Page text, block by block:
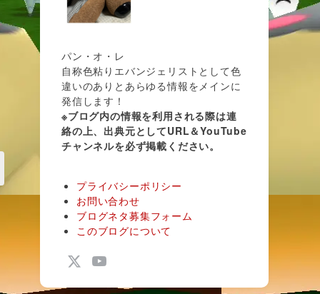
パン・オ・レ
自称色粘りエバンジェリストとして色
違いのありとあらゆる情報をメインに
発信します！
※ブログ内の情報を利用される際は連
絡の上、出典元としてURL＆YouTube
チャンネルを必ず掲載ください。
プライバシーポリシー
お問い合わせ
ブログネタ募集フォーム
このブログについて